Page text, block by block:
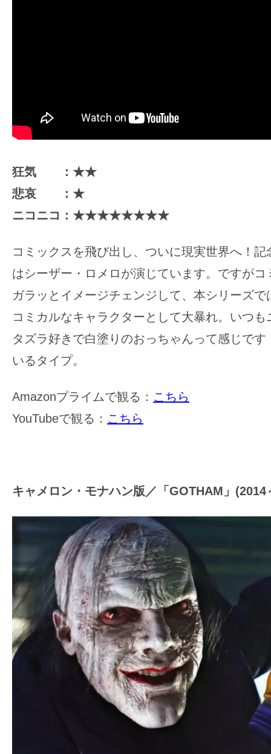
狂気 ：★★
悲哀 ：★
ニコニコ：★★★★★★★★
コミックスを飛び出し、ついに現実世界へ！
はシーザー・ロメロが演じています。ですが
ガラッとイメージチェンジして、本シリーズ
コミカルなキャラクターとして大暴れ。いつ
タズラ好きで白塗りのおっちゃんって感じで
いるタイプ。
Amazonプライムで観る： こちら
YouTubeで観る： こちら
キャメロン・モナハン版／「GOTHAM」(2014